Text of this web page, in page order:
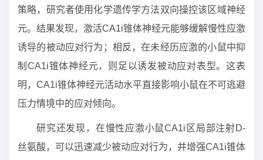
策略，研究者使用化学遗传学方法双向操控该区域神经
元。结果发现，激活CA1i锥体神经元能够缓解慢性应激
诱导的被动应对行为；相反，在未经历应激的小鼠中抑
制CA1i锥体神经元，则足以诱发被动应对表型。这表
明，CA1i锥体神经元活动水平直接影响小鼠在不可逃避
压力情境中的应对倾向。
研究还发现，在慢性应激小鼠CA1i区局部注射D-
丝氨酸，可以迅速减少被动应对行为，并增强CA1i锥体